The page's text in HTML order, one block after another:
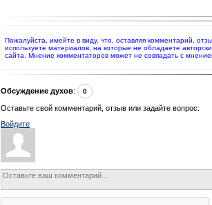
Пожалуйста, имейте в виду, что, оставляя комментарий,
используете материалов, на которые не обладаете
сайта. Мнение комментаторов может не совпадать с
Обсуждение духов: 0
Оставьте свой комментарий, отзыв или задайте вопрос:
Войдите